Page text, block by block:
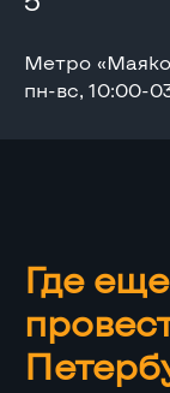
Метро
пн-вс, 10:00-
Где